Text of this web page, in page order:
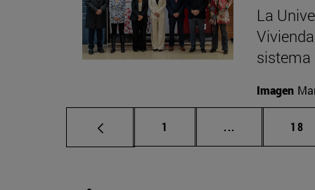
La
sistema
Imagen
Página
1 ... Páginas 18